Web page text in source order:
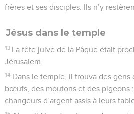
frères et ses disciples. Ils n’y
Jésus dans le temple
13 La fête juive de la Pâque était
Jérusalem.
14 Dans le temple, il trouva des gens
bœufs, des moutons et des pigeons
changeurs d’argent assis à leurs